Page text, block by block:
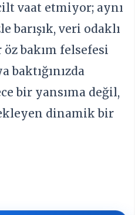
vaat etmiyor; aynı
barışık, veri odaklı
öz bakım felsefesi
baktığınızda
bir yansıma değil,
dinamik bir